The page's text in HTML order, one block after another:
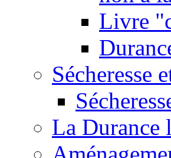
Livre
Sécheresse
La Durance